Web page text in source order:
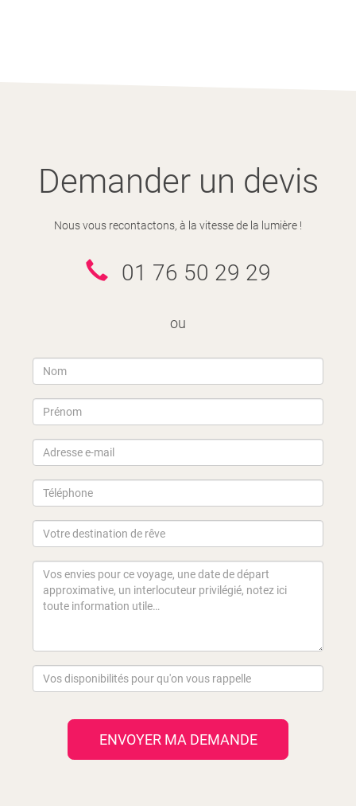
Demander un devis
Nous vous recontactons, à la vitesse de la lumière !
01 76 50 29 29
ou
ENVOYER MA DEMANDE